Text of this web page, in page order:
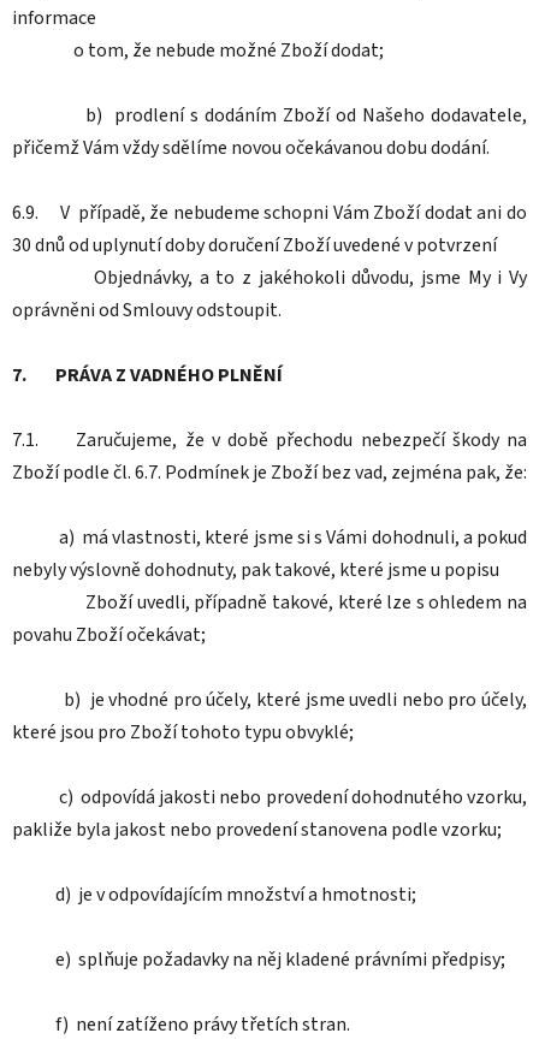
informace
o tom, že nebude možné Zboží dodat;
b) prodlení s dodáním Zboží od Našeho dodavatele,
přičemž Vám vždy sdělíme novou očekávanou dobu dodání.
6.9. V případě, že nebudeme schopni Vám Zboží dodat ani do
30 dnů od uplynutí doby doručení Zboží uvedené v potvrzení
Objednávky, a to z jakéhokoli důvodu, jsme My i Vy
oprávněni od Smlouvy odstoupit.
7. PRÁVA Z VADNÉHO PLNĚNÍ
7.1. Zaručujeme, že v době přechodu nebezpečí škody na
Zboží podle čl. 6.7. Podmínek je Zboží bez vad, zejména pak, že:
a) má vlastnosti, které jsme si s Vámi dohodnuli, a pokud
nebyly výslovně dohodnuty, pak takové, které jsme u popisu
Zboží uvedli, případně takové, které lze s ohledem na
povahu Zboží očekávat;
b) je vhodné pro účely, které jsme uvedli nebo pro účely,
které jsou pro Zboží tohoto typu obvyklé;
c) odpovídá jakosti nebo provedení dohodnutého vzorku,
pakliže byla jakost nebo provedení stanovena podle vzorku;
d) je v odpovídajícím množství a hmotnosti;
e) splňuje požadavky na něj kladené právními předpisy;
f) není zatíženo právy třetích stran.